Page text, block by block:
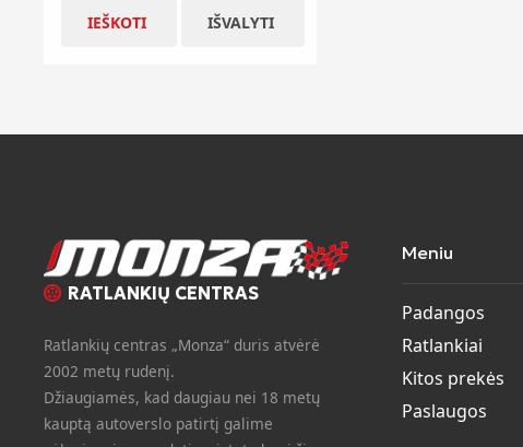
IEŠKOTI IŠVALYTI
RATLANKIŲ CENTRAS
Ratlankių centras „Monza“ duris atvėrė
2002 metų rudenį.
Džiaugiamės, kad daugiau nei 18 metų
kauptą autoverslo patirtį galime
Meniu
Padangos
Ratlankiai
Kitos prekės
Paslaugos